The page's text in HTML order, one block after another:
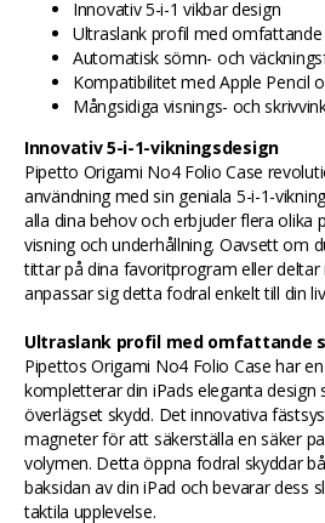
Innovativ 5-i-1 vikbar design
Ultraslank profil med omfattande
Automatisk sömn- och
Kompatibilitet med Apple Pencil
Mångsidiga visnings- och
Innovativ 5-i-1-vikningsdesign
Pipetto Origami No4 Folio Case
användning med sin geniala 5-i-1-
alla dina behov och erbjuder flera olika
visning och underhållning. Oavsett om
tittar på dina favoritprogram eller
anpassar sig detta fodral enkelt till din
Ultraslank profil med omfattande
Pipettos Origami No4 Folio Case har
kompletterar din iPads eleganta
överlägset skydd. Det innovativa
magneter för att säkerställa en säker
volymen. Detta öppna fodral skyddar
baksidan av din iPad och bevarar dess
taktila upplevelse.